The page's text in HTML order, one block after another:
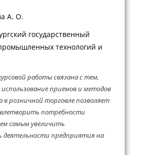
А. О.
государственный
технологий и
работы связана с тем,
приемов и методов
в розничной торговле позволяет
потребности
самым увеличить
деятельности предприятия на